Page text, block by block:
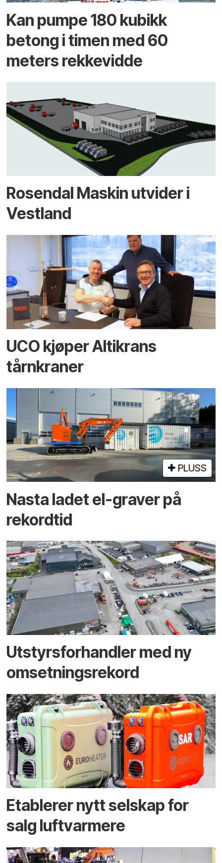
Kan pumpe 180 kubikk
betong i timen med 60
meters rekkevidde
Rosendal Maskin utvider i
Vestland
UCO kjøper Altikrans
tårnkraner
PLUSS
Nasta ladet el-graver på
rekordtid
Utstyrsforhandler med ny
omsetningsrekord
Etablerer nytt selskap for
salg luftvarmere